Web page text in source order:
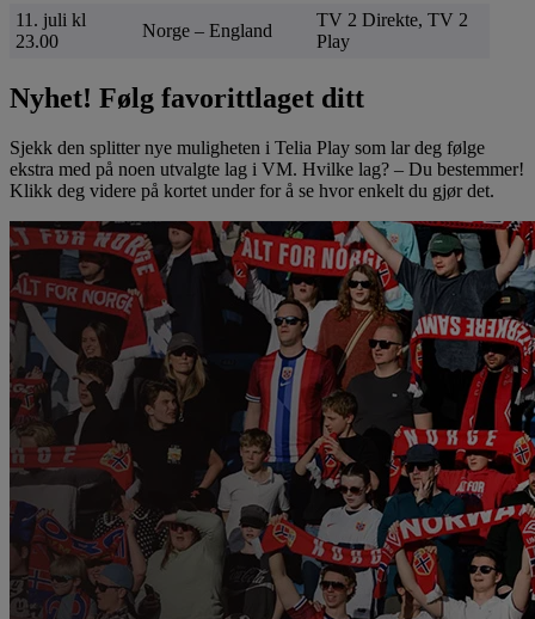
11. juli kl
23.00
Norge – England
TV 2 Direkte, TV 2
Play
Nyhet! Følg favorittlaget ditt
Sjekk den splitter nye muligheten i Telia Play som lar deg følge
ekstra med på noen utvalgte lag i VM. Hvilke lag? – Du bestemmer!
Klikk deg videre på kortet under for å se hvor enkelt du gjør det.